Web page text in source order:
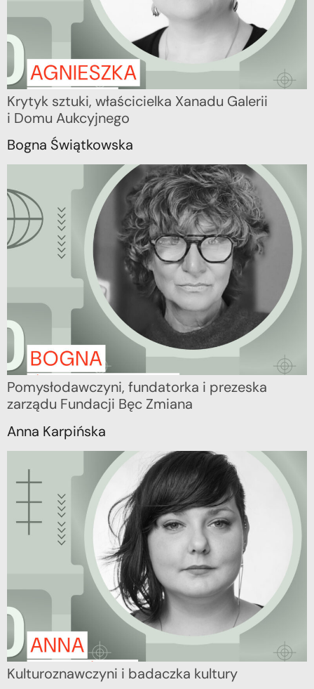
Krytyk sztuki, właścicielka Xanadu Galerii
i Domu Aukcyjnego
Bogna Świątkowska
Pomysłodawczyni, fundatorka i prezeska
zarządu Fundacji Bęc Zmiana
Anna Karpińska
Kulturoznawczyni i badaczka kultury